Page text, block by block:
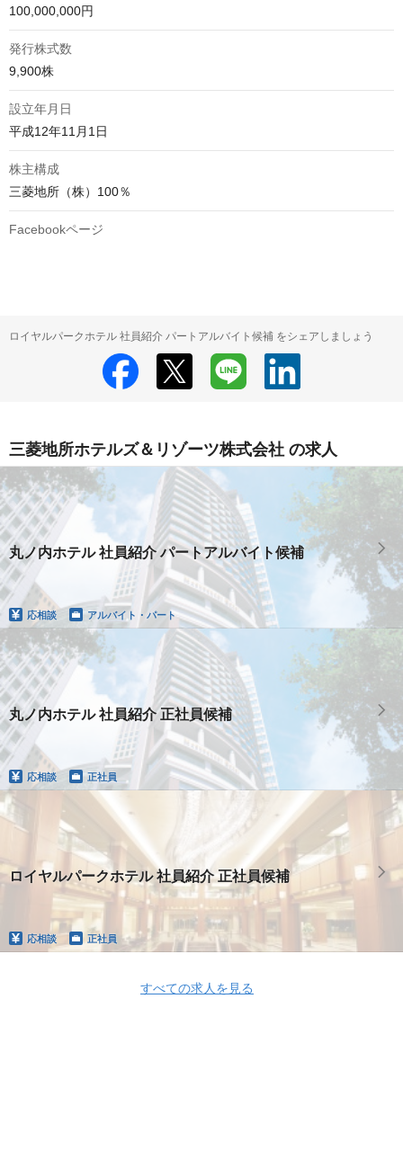
100,000,000円
発行株式数
9,900株
設立年月日
平成12年11月1日
株主構成
三菱地所（株）100％
Facebookページ
ロイヤルパークホテル 社員紹介 パートアルバイト候補 をシェアしましょう
三菱地所ホテルズ＆リゾーツ株式会社 の求人
丸ノ内ホテル 社員紹介 パートアルバイト候補
応相談 アルバイト・パート
丸ノ内ホテル 社員紹介 正社員候補
応相談 正社員
ロイヤルパークホテル 社員紹介 正社員候補
応相談 正社員
すべての求人を見る